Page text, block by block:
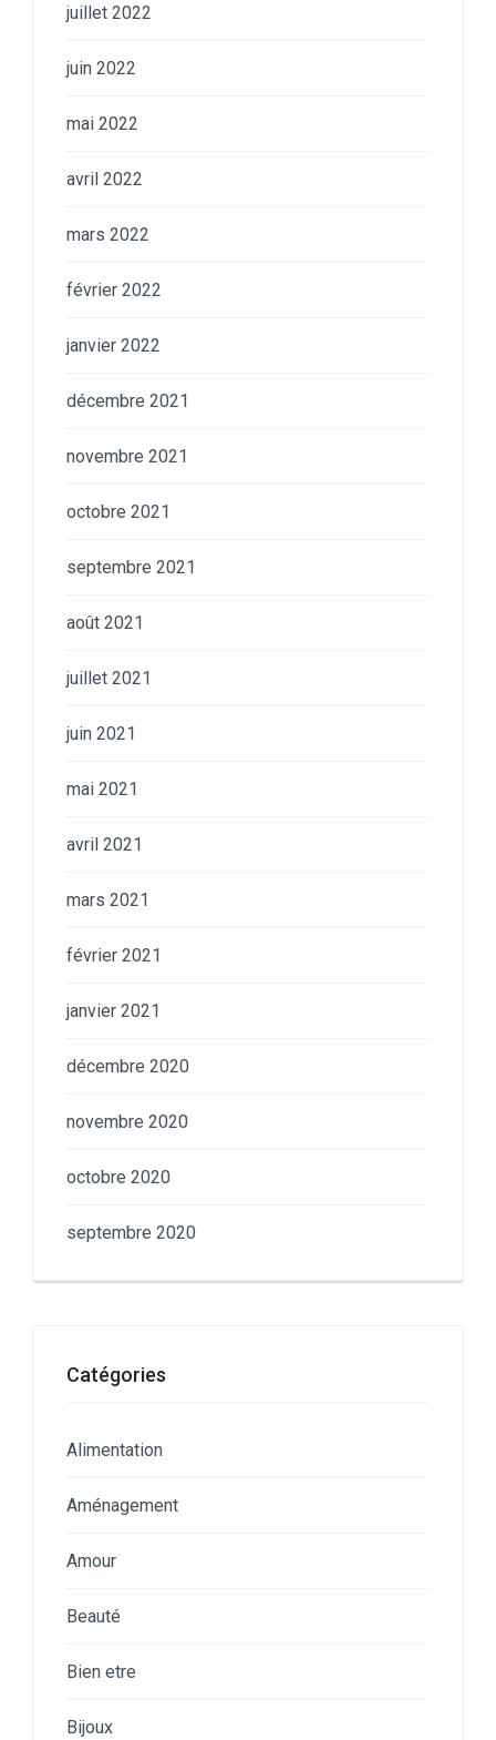
juillet 2022
juin 2022
mai 2022
avril 2022
mars 2022
février 2022
janvier 2022
décembre 2021
novembre 2021
octobre 2021
septembre 2021
août 2021
juillet 2021
juin 2021
mai 2021
avril 2021
mars 2021
février 2021
janvier 2021
décembre 2020
novembre 2020
octobre 2020
septembre 2020
Catégories
Alimentation
Aménagement
Amour
Beauté
Bien etre
Bijoux